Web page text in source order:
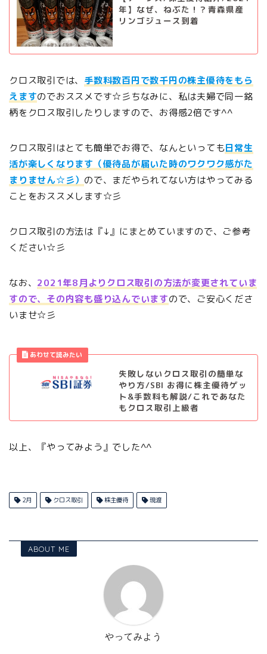
年】なぜ、ねぶた！？青森県産
リンゴジュース到着
クロス取引では、 手数料数百円で数千円の株主優待をもら
えますのでおススメです☆彡ちなみに、私は夫婦で同一銘
柄をクロス取引したりしますので、お得感2倍です^^
クロス取引はとても簡単でお得で、なんといっても日常生
活が楽しくなります（優待品が届いた時のワクワク感がた
まりません☆彡） ので、まだやられてない方はやってみる
ことをおススメします☆彡
クロス取引の方法は『↓』にまとめていますので、ご参考
ください☆彡
なお、 2021年8月よりクロス取引の方法が変更されていま
すので、その内容も盛り込んでいますので、ご安心くださ
いませ☆彡
失敗しないクロス取引の簡単な
やり方/SBI お得に株主優待ゲッ
ト&手数料も解説/これであなた
もクロス取引上級者
以上、『やってみよう』でした^^
2月 クロス取引 株主優待 現渡
ABOUT ME
やってみよう